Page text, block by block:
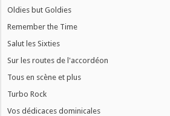
Oldies but Goldies
Remember the Time
Salut les Sixties
Sur les routes de l'accordéon
Tous en scène et plus
Turbo Rock
Vos dédicaces dominicales